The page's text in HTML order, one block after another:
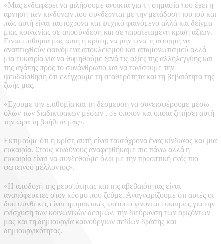
«Μας ενδιαφέρει να μιλήσουμε ανοικτά για τη σημασία που έχει η
άρνηση των κινδύνων που συνδέονται με την μετάδοση του ιού και
πώς αυτή είναι ταυτόχρονα και ψυχικό φαινόμενο αλλά και δείγμα
μιας κοινωνίας σε αποσύνδεση και σε παρατεταμένη κρίση αξιών.
Είναι επιθυμία μας αυτή η κρίση, να μην είναι η αφορμή να
αναπτυχθούν φαινόμενα αποκλεισμού και απομονωτισμού αλλά
μια ευκαιρία για να θυμηθούμε ξανά τις αξίες της αλληλεγγύης και
της αγάπης προς το συνάνθρωπο και να τονίσουμε την
ψευδαίσθηση ότι ελέγχουμε τη σταθερότητα και τη βεβαιότητα της
ζωής μας.
«Εχουμε την επιθυμία και τη δέσμευση να συνεισφέρουμε μέσω
όλων των διαδικτυακών μέσων , σε όποιον και όποια ζητήσει αυτή
την ώρα τη βοήθειά μας».
Εκτιμούμε ότι η κρίση αυτή είναι ταυτόχρονα ένας κίνδυνος και μια
ευκαιρία. Στους κινδύνους αναφερθήκαμε πιο πάνω αλλά η
ευκαιρία είναι να συνδεθούμε όλοι με την προοπτική ενός πιο
φωτεινού μέλλοντος».
«Η αποδοχή της ρευστότητας και της αβεβαιότητας είναι
αναπόφευκτες στον κόσμο που ζούμε. Αναγνωρίζουμε ότι αυτές οι
δυό συνθήκες είναι τρομακτικές ωστόσο γίνονται ευκαιρίες για την
ενίσχυση των κοινωνικών δεσμών, την διεύρυνση των οριζόντων
μας και τη δημιουργία καινούργιων πεδίων δράσης και
δημιουργικότητας.